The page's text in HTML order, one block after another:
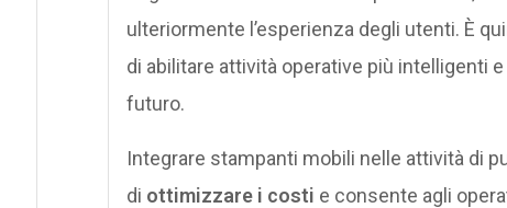
ulteriormente l’esperienza degli utenti. È
di abilitare attività operative più intelligenti
futuro.
Integrare stampanti mobili nelle attività di
di ottimizzare i costi e consente agli